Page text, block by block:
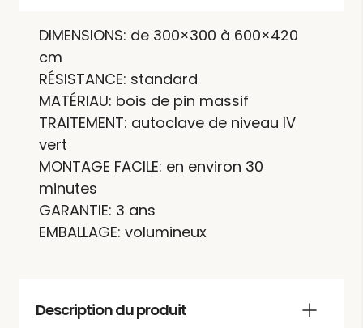
DIMENSIONS: de 300×300 à 600×420
cm
RÉSISTANCE: standard
MATÉRIAU: bois de pin massif
TRAITEMENT: autoclave de niveau IV
vert
MONTAGE FACILE: en environ 30
minutes
GARANTIE: 3 ans
EMBALLAGE: volumineux
Description du produit